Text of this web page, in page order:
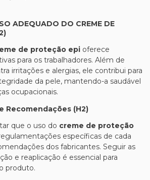
ADEQUADO DO CREME DE
de proteção epi oferece
para os trabalhadores. Além de
irritações e alergias, ele contribui para
da pele, mantendo-a saudável
ocupacionais.
Recomendações (H2)
que o uso do creme de proteção
específicas de cada
dos fabricantes. Seguir as
e reaplicação é essencial para
produto.